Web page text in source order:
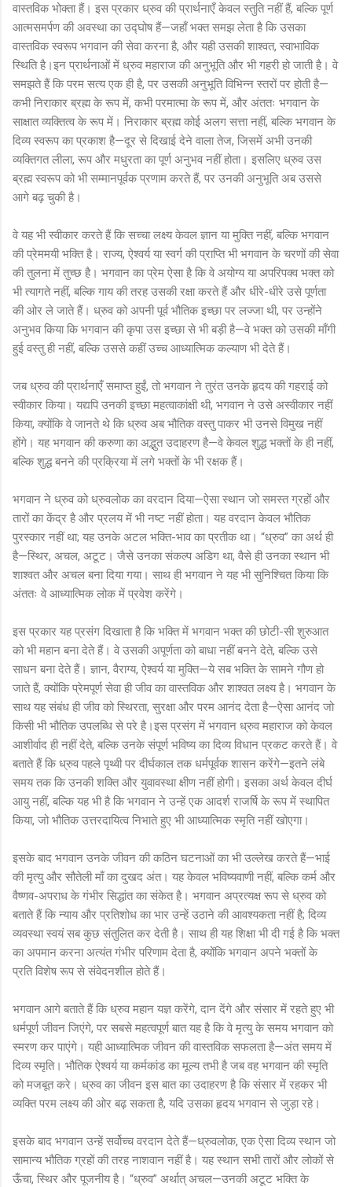
वास्तविक भोक्ता हैं। इस प्रकार ध्रुव की प्रार्थनाएँ केवल स्तुति नहीं हैं, बल्कि पूर्ण
आत्मसमर्पण की अवस्था का उद्घोष हैं—जहाँ भक्त समझ लेता है कि उसका
वास्तविक स्वरूप भगवान की सेवा करना है, और यही उसकी शाश्वत, स्वाभाविक
स्थिति है।इन प्रार्थनाओं में ध्रुव महाराज की अनुभूति और भी गहरी हो जाती है। वे
समझते हैं कि परम सत्य एक ही है, पर उसकी अनुभूति विभिन्न स्तरों पर होती है—
कभी निराकार ब्रह्म के रूप में, कभी परमात्मा के रूप में, और अंततः भगवान के
साक्षात व्यक्तित्व के रूप में। निराकार ब्रह्म कोई अलग सत्ता नहीं, बल्कि भगवान के
दिव्य स्वरूप का प्रकाश है—दूर से दिखाई देने वाला तेज, जिसमें अभी उनकी
व्यक्तिगत लीला, रूप और मधुरता का पूर्ण अनुभव नहीं होता। इसलिए ध्रुव उस
ब्रह्म स्वरूप को भी सम्मानपूर्वक प्रणाम करते हैं, पर उनकी अनुभूति अब उससे
आगे बढ़ चुकी है।
वे यह भी स्वीकार करते हैं कि सच्चा लक्ष्य केवल ज्ञान या मुक्ति नहीं, बल्कि भगवान
की प्रेममयी भक्ति है। राज्य, ऐश्वर्य या स्वर्ग की प्राप्ति भी भगवान के चरणों की सेवा
की तुलना में तुच्छ है। भगवान का प्रेम ऐसा है कि वे अयोग्य या अपरिपक्व भक्त को
भी त्यागते नहीं, बल्कि गाय की तरह उसकी रक्षा करते हैं और धीरे-धीरे उसे पूर्णता
की ओर ले जाते हैं। ध्रुव को अपनी पूर्व भौतिक इच्छा पर लज्जा थी, पर उन्होंने
अनुभव किया कि भगवान की कृपा उस इच्छा से भी बड़ी है—वे भक्त को उसकी माँगी
हुई वस्तु ही नहीं, बल्कि उससे कहीं उच्च आध्यात्मिक कल्याण भी देते हैं।
जब ध्रुव की प्रार्थनाएँ समाप्त हुईं, तो भगवान ने तुरंत उनके हृदय की गहराई को
स्वीकार किया। यद्यपि उनकी इच्छा महत्वाकांक्षी थी, भगवान ने उसे अस्वीकार नहीं
किया, क्योंकि वे जानते थे कि ध्रुव अब भौतिक वस्तु पाकर भी उनसे विमुख नहीं
होंगे। यह भगवान की करुणा का अद्भुत उदाहरण है—वे केवल शुद्ध भक्तों के ही नहीं,
बल्कि शुद्ध बनने की प्रक्रिया में लगे भक्तों के भी रक्षक हैं।
भगवान ने ध्रुव को ध्रुवलोक का वरदान दिया—ऐसा स्थान जो समस्त ग्रहों और
तारों का केंद्र है और प्रलय में भी नष्ट नहीं होता। यह वरदान केवल भौतिक
पुरस्कार नहीं था; यह उनके अटल भक्ति-भाव का प्रतीक था। “ध्रुव” का अर्थ ही
है—स्थिर, अचल, अटूट। जैसे उनका संकल्प अडिग था, वैसे ही उनका स्थान भी
शाश्वत और अचल बना दिया गया। साथ ही भगवान ने यह भी सुनिश्चित किया कि
अंततः वे आध्यात्मिक लोक में प्रवेश करेंगे।
इस प्रकार यह प्रसंग दिखाता है कि भक्ति में भगवान भक्त की छोटी-सी शुरुआत
को भी महान बना देते हैं। वे उसकी अपूर्णता को बाधा नहीं बनने देते, बल्कि उसे
साधन बना देते हैं। ज्ञान, वैराग्य, ऐश्वर्य या मुक्ति—ये सब भक्ति के सामने गौण हो
जाते हैं, क्योंकि प्रेमपूर्ण सेवा ही जीव का वास्तविक और शाश्वत लक्ष्य है। भगवान के
साथ यह संबंध ही जीव को स्थिरता, सुरक्षा और परम आनंद देता है—ऐसा आनंद जो
किसी भी भौतिक उपलब्धि से परे है।इस प्रसंग में भगवान ध्रुव महाराज को केवल
आशीर्वाद ही नहीं देते, बल्कि उनके संपूर्ण भविष्य का दिव्य विधान प्रकट करते हैं। वे
बताते हैं कि ध्रुव पहले पृथ्वी पर दीर्घकाल तक धर्मपूर्वक शासन करेंगे—इतने लंबे
समय तक कि उनकी शक्ति और युवावस्था क्षीण नहीं होगी। इसका अर्थ केवल दीर्घ
आयु नहीं, बल्कि यह भी है कि भगवान ने उन्हें एक आदर्श राजर्षि के रूप में स्थापित
किया, जो भौतिक उत्तरदायित्व निभाते हुए भी आध्यात्मिक स्मृति नहीं खोएगा।
इसके बाद भगवान उनके जीवन की कठिन घटनाओं का भी उल्लेख करते हैं—भाई
की मृत्यु और सौतेली माँ का दुखद अंत। यह केवल भविष्यवाणी नहीं, बल्कि कर्म और
वैष्णव-अपराध के गंभीर सिद्धांत का संकेत है। भगवान अप्रत्यक्ष रूप से ध्रुव को
बताते हैं कि न्याय और प्रतिशोध का भार उन्हें उठाने की आवश्यकता नहीं है; दिव्य
व्यवस्था स्वयं सब कुछ संतुलित कर देती है। साथ ही यह शिक्षा भी दी गई है कि भक्त
का अपमान करना अत्यंत गंभीर परिणाम देता है, क्योंकि भगवान अपने भक्तों के
प्रति विशेष रूप से संवेदनशील होते हैं।
भगवान आगे बताते हैं कि ध्रुव महान यज्ञ करेंगे, दान देंगे और संसार में रहते हुए भी
धर्मपूर्ण जीवन जिएंगे, पर सबसे महत्वपूर्ण बात यह है कि वे मृत्यु के समय भगवान को
स्मरण कर पाएंगे। यही आध्यात्मिक जीवन की वास्तविक सफलता है—अंत समय में
दिव्य स्मृति। भौतिक ऐश्वर्य या कर्मकांड का मूल्य तभी है जब वह भगवान की स्मृति
को मजबूत करे। ध्रुव का जीवन इस बात का उदाहरण है कि संसार में रहकर भी
व्यक्ति परम लक्ष्य की ओर बढ़ सकता है, यदि उसका हृदय भगवान से जुड़ा रहे।
इसके बाद भगवान उन्हें सर्वोच्च वरदान देते हैं—ध्रुवलोक, एक ऐसा दिव्य स्थान जो
सामान्य भौतिक ग्रहों की तरह नाशवान नहीं है। यह स्थान सभी तारों और लोकों से
ऊँचा, स्थिर और पूजनीय है। “ध्रुव” अर्थात् अचल—उनकी अटूट भक्ति के